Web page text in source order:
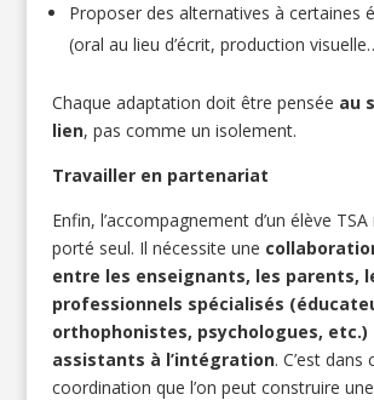
Proposer des alternatives à certaines
(oral au lieu d’écrit, production
Chaque adaptation doit être pensée au
lien, pas comme un isolement.
Travailler en partenariat
Enfin, l’accompagnement d’un élève
porté seul. Il nécessite une
entre les enseignants, les parents,
professionnels spécialisés
orthophonistes, psychologues, etc.)
assistants à l’intégration. C’est dans
coordination que l’on peut construire